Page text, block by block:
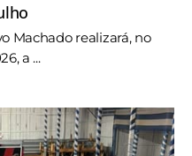
Machado realizará, no
a ...